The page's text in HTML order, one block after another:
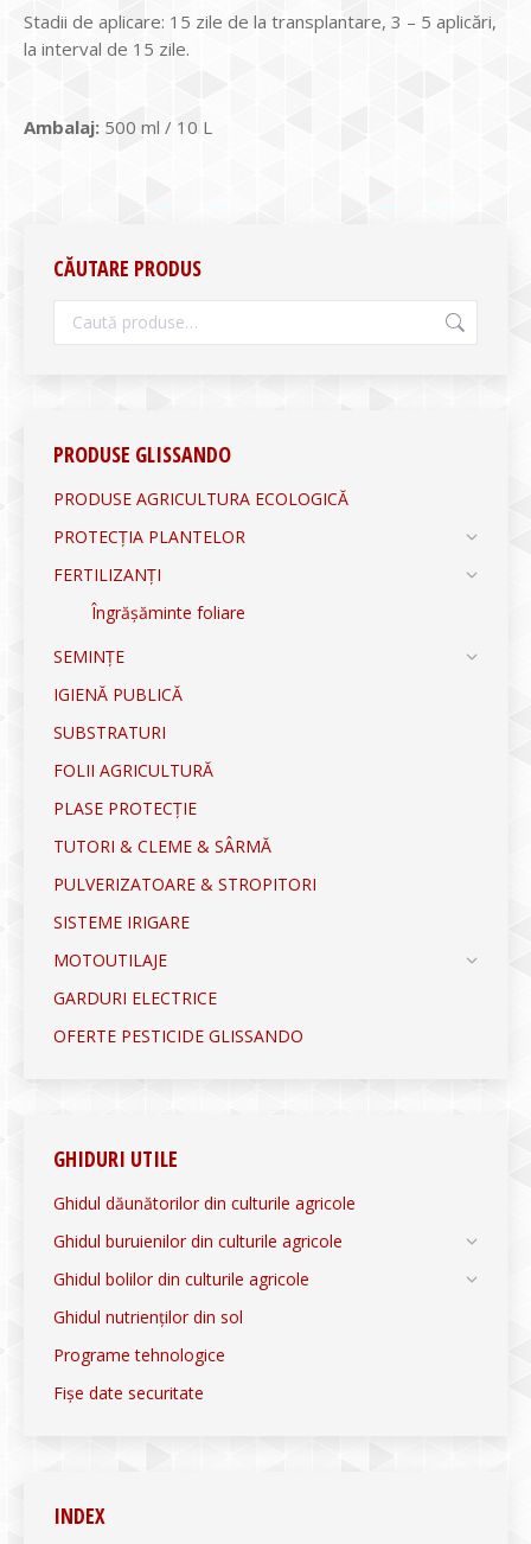
Stadii de aplicare: 15 zile de la transplantare, 3 – 5 aplicări,
la interval de 15 zile.
Ambalaj: 500 ml / 10 L
CĂUTARE PRODUS
PRODUSE GLISSANDO
PRODUSE AGRICULTURA ECOLOGICĂ
PROTECȚIA PLANTELOR
FERTILIZANȚI
Îngrășăminte foliare
SEMINȚE
IGIENĂ PUBLICĂ
SUBSTRATURI
FOLII AGRICULTURĂ
PLASE PROTECȚIE
TUTORI & CLEME & SÂRMĂ
PULVERIZATOARE & STROPITORI
SISTEME IRIGARE
MOTOUTILAJE
GARDURI ELECTRICE
OFERTE PESTICIDE GLISSANDO
GHIDURI UTILE
Ghidul dăunătorilor din culturile agricole
Ghidul buruienilor din culturile agricole
Ghidul bolilor din culturile agricole
Ghidul nutrienților din sol
Programe tehnologice
Fișe date securitate
INDEX